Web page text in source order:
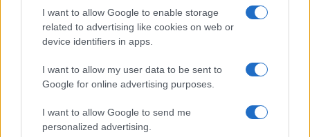
I want to allow Google to enable storage
related to advertising like cookies on web or
device identifiers in apps.
I want to allow my user data to be sent to
Google for online advertising purposes.
I want to allow Google to send me
personalized advertising.
nem folyamatosra állítani a pulzusmérőt, bőven elég 10
percenként, továbbá pár másodperc után kapcsoljon le a
kijelző, ez is sokat levesz ugyanis a telep tartalékaiból. Ezek
sem vehetők, tehát nem kompromisszumosak még. Extraként
adott egy energiatakarékos üzemmód is, amely az irreális 2%
értesítések.